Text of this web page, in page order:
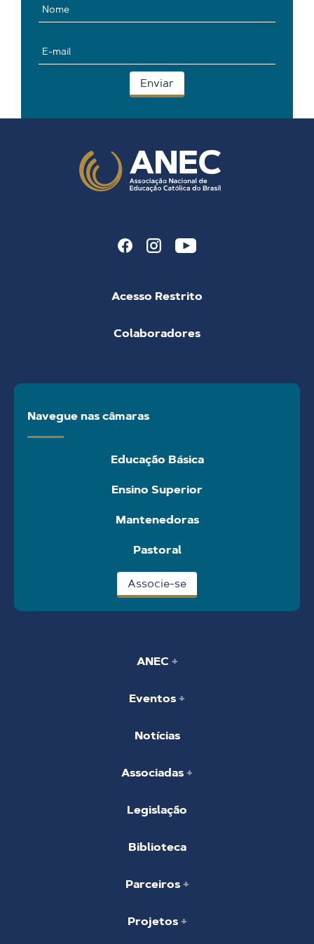
Acesso Restrito
Colaboradores
Navegue nas câmaras
Educação Básica
Ensino Superior
Mantenedoras
Pastoral
Associe-se
ANEC
Eventos
Notícias
Associadas
Legislação
Biblioteca
Parceiros
Projetos